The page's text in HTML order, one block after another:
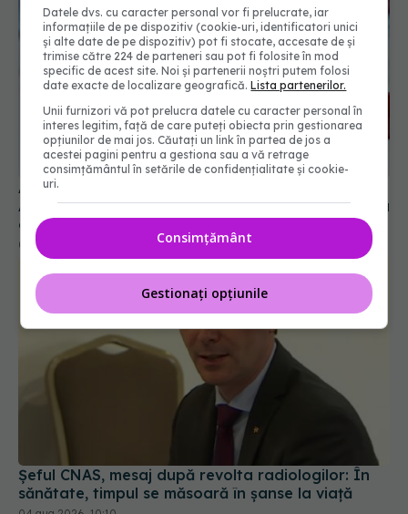
Alertă în Europa după un nou caz de hantavirus
Anzi, singura tulpină care se transmite de la om la
06 aug 2026, 20:06
Șeful CNAS, mesaj după revolta radiologilor: În
sănătate, timpul se măsoară în șanse la viață
Datele dvs. cu caracter personal vor fi prelucrate, iar
informațiile de pe dispozitiv (cookie-uri, identificatori unici
și alte date de pe dispozitiv) pot fi stocate, accesate de și
trimise către 224 de parteneri sau pot fi folosite în mod
specific de acest site. Noi și partenerii noștri putem folosi
date exacte de localizare geografică.Lista partenerilor.
Unii furnizori vă pot prelucra datele cu caracter personal în
interes legitim, față de care puteți obiecta prin gestionarea
opțiunilor de mai jos. Căutați un link în partea de jos a
acestei pagini pentru a gestiona sau a vă retrage
consimțământul în setările de confidențialitate și cookie-
uri.
Consimțământ
Gestionați opțiunile